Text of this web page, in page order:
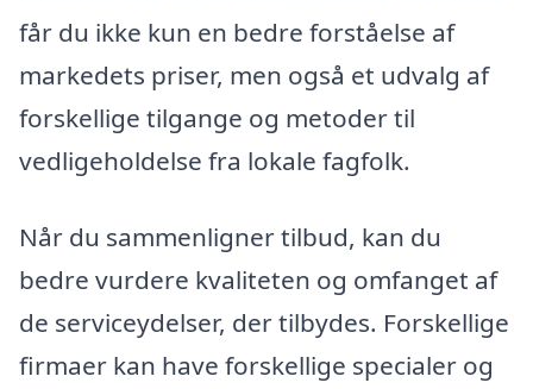
får du ikke kun en bedre forståelse af
markedets priser, men også et udvalg af
forskellige tilgange og metoder til
vedligeholdelse fra lokale fagfolk.
Når du sammenligner tilbud, kan du
bedre vurdere kvaliteten og omfanget af
de serviceydelser, der tilbydes. Forskellige
firmaer kan have forskellige specialer og